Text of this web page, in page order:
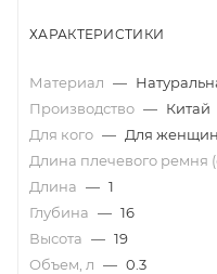
ХАРАКТЕРИСТИКИ
Материал —
Производство — Китай
Для кого — Для женщин
Длина плечевого ремня
Длина — 1
Глубина — 16
Высота — 19
Объем, л — 0.3